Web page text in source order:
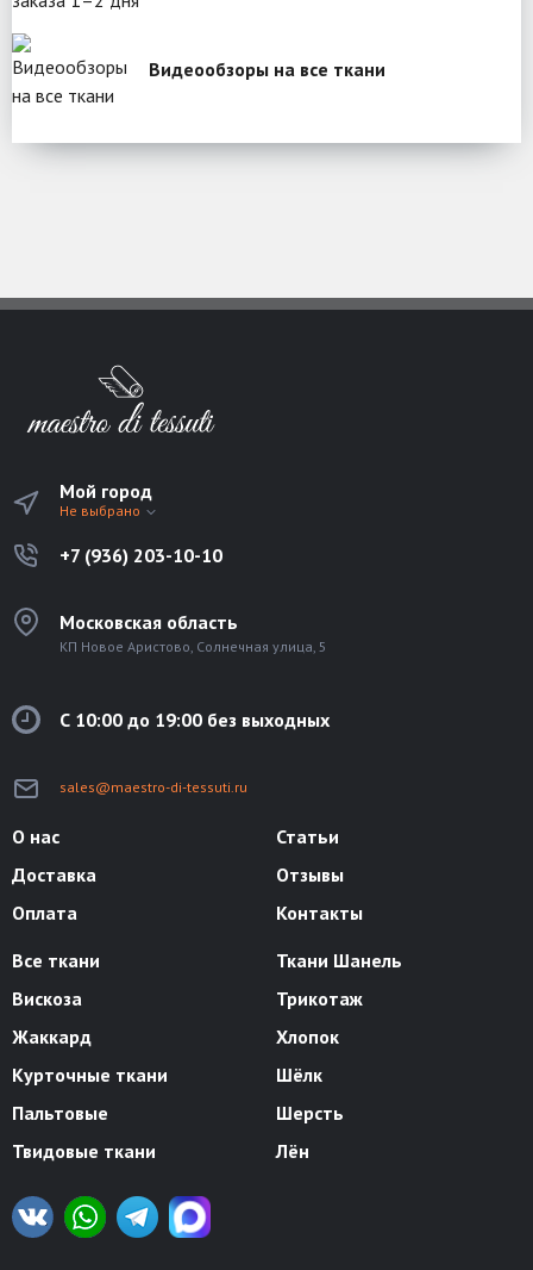
Видеообзоры на все ткани
Мой город
Не выбрано
+7 (936) 203-10-10
Московская область
КП Новое Аристово, Солнечная улица, 5
С 10:00 до 19:00 без выходных
sales@maestro-di-tessuti.ru
О нас
Доставка
Оплата
Статьи
Отзывы
Контакты
Все ткани
Вискоза
Жаккард
Курточные ткани
Пальтовые
Твидовые ткани
Ткани Шанель
Трикотаж
Хлопок
Шёлк
Шерсть
Лён